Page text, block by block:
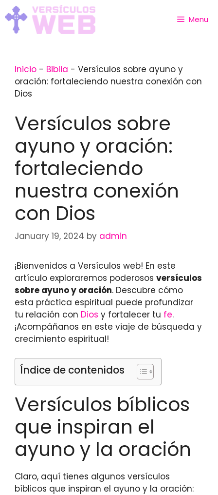
Skip
to
content
Menu
Inicio - Biblia - Versículos sobre ayuno y
oración: fortaleciendo nuestra conexión con
Dios
Versículos sobre
ayuno y oración:
fortaleciendo
nuestra conexión
con Dios
January 19, 2024 by admin
¡Bienvenidos a Versículos web! En este
artículo exploraremos poderosos versículos
sobre ayuno y oración. Descubre cómo
esta práctica espiritual puede profundizar
tu relación con Dios y fortalecer tu fe.
¡Acompáñanos en este viaje de búsqueda y
crecimiento espiritual!
Índice de contenidos
Versículos bíblicos
que inspiran el
ayuno y la oración
Claro, aquí tienes algunos versículos
bíblicos que inspiran el ayuno y la oración: